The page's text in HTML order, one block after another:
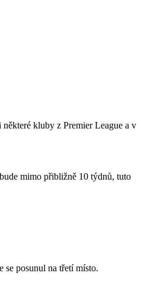
kluby z Premier League a v
mimo přibližně 10 týdnů, tuto
se posunul na třetí místo.